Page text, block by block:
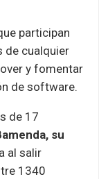
participan
de cualquier
y fomentar
de software.
de 17
su
al salir
1340